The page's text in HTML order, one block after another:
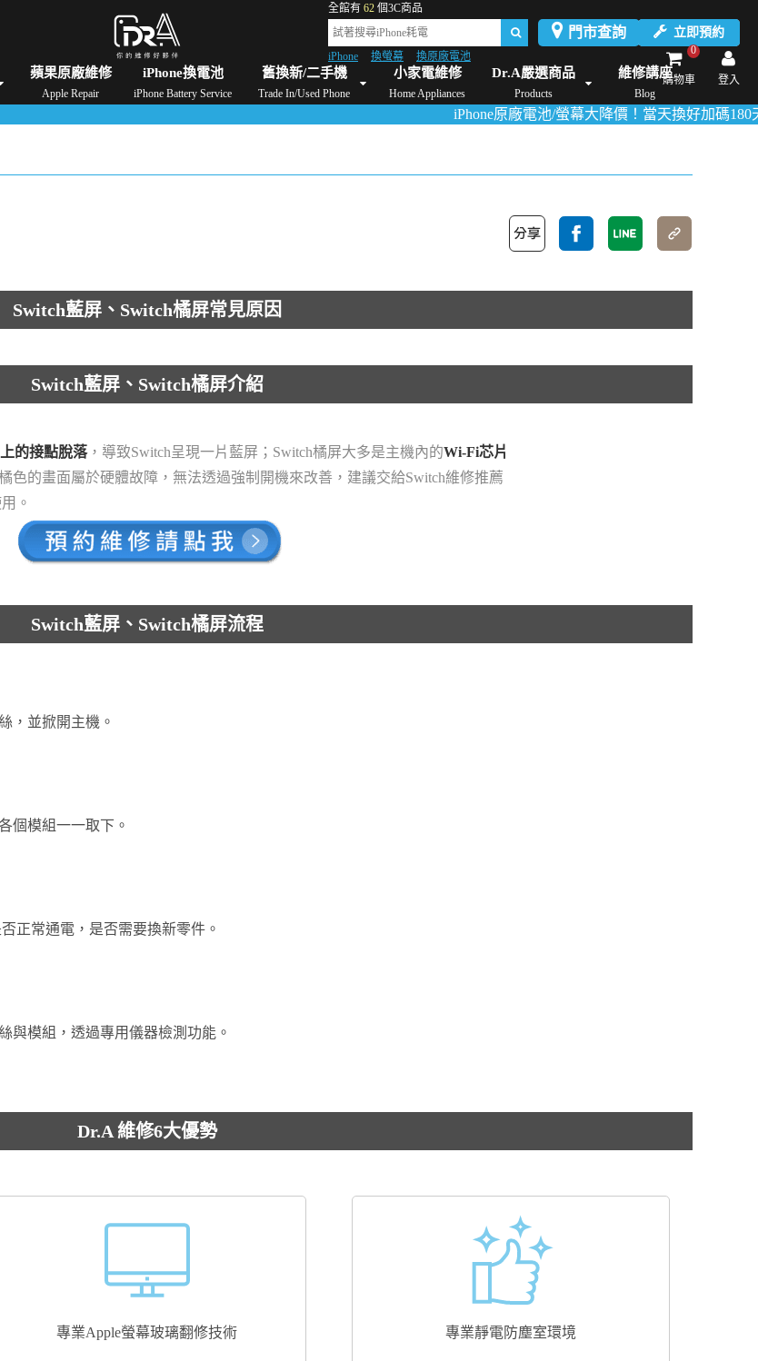
門市查詢 立即預約
全館有 62 個3C商品
iPhone 換螢幕
換原廠電池
登入
0
購物車
蘋果原廠維修
Apple Repair
iPhone換電池
iPhone Battery Service
舊換新/二手機
Trade In/Used Phone
小家電維修
Home Appliances
Dr.A嚴選商品
Products
維修講座
Blog
格 Switch維修/價格 Apple Watch維修/價格 AirPods維修/價格 Dyson維修/價格 Mac Mini維修/價格 iMac維修/價格 Xbox維修/價格 伊萊
iPhone原廠電池/螢幕大降價！當天換好加碼180天保固！活動
Switch藍屏、Switch橘屏常見原因
Switch藍屏、Switch橘屏介紹
的接點脫落，導致Switch呈現一片藍屏；Switch橘屏大多是主機內的Wi-Fi芯片
色的畫面屬於硬體故障，無法透過強制開機來改善，建議交給Switch維修推薦
。
Switch藍屏、Switch橘屏流程
，並掀開主機。
個模組一一取下。
正常通電，是否需要換新零件。
與模組，透過專用儀器檢測功能。
Dr.A 維修6大優勢
專業Apple螢幕玻璃翻修技術 專業靜電防塵室環境